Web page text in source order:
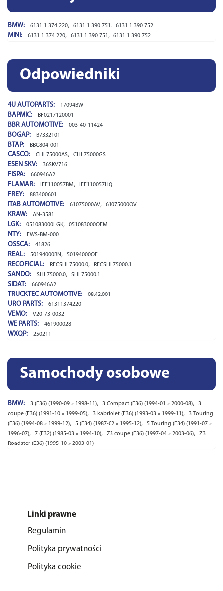
BMW: 6131 1 374 220, 6131 1 390 751 , 6131 1 390 752
MINI: 6131 1 374 220, 6131 1 390 751 , 6131 1 390 752
Odpowiedniki
4U AUTOPARTS: 17094BW
BAPMIC: BF0217120001
BBR AUTOMOTIVE: 003-40-11424
BOGAP: B7332101
BTAP: BBC804-001
CASCO: CHL75000AS, CHL75000GS
ESEN SKV: 36SKV716
FISPA: 660946A2
FLAMAR: IEF110057BM, IEF110057HQ
FREY: 883400601
ITAB AUTOMOTIVE: 61075000AV, 61075000OV
KRAW: AN-3581
LGK: 051083000LGK, 051083000OEM
NTY: EWS-BM-000
OSSCA: 41826
REAL: 50194000BN , 50194000OE
RECOFICIAL: RECSHL75000.0, RECSHL75000.1
SANDO: SHL75000.0, SHL75000.1
SIDAT: 660946A2
TRUCKTEC AUTOMOTIVE: 08.42.001
URO PARTS: 61311374220
VEMO: V20-73-0032
WE PARTS: 461900028
WXQP: 250211
Samochody osobowe
BMW: 3 (E36) (1990-09 » 1998-11), 3 Compact (E36) (1994-01 » 2000-08),
3
coupe (E36) (1991-10 » 1999-05), 3 kabriolet (E36) (1993-03 » 1999-11),
3 Touring
(E36) (1994-08 » 1999-12), 5 (E34) (1987-02 » 1995-12),
5 Touring (E34) (1991-07 »
1996-07), 7 (E32) (1985-03 » 1994-10), Z3 coupe (E36) (1997-04 » 2003-06),
Z3
Roadster (E36) (1995-10 » 2003-01)
Linki prawne
Regulamin
Polityka prywatności
Polityka cookie